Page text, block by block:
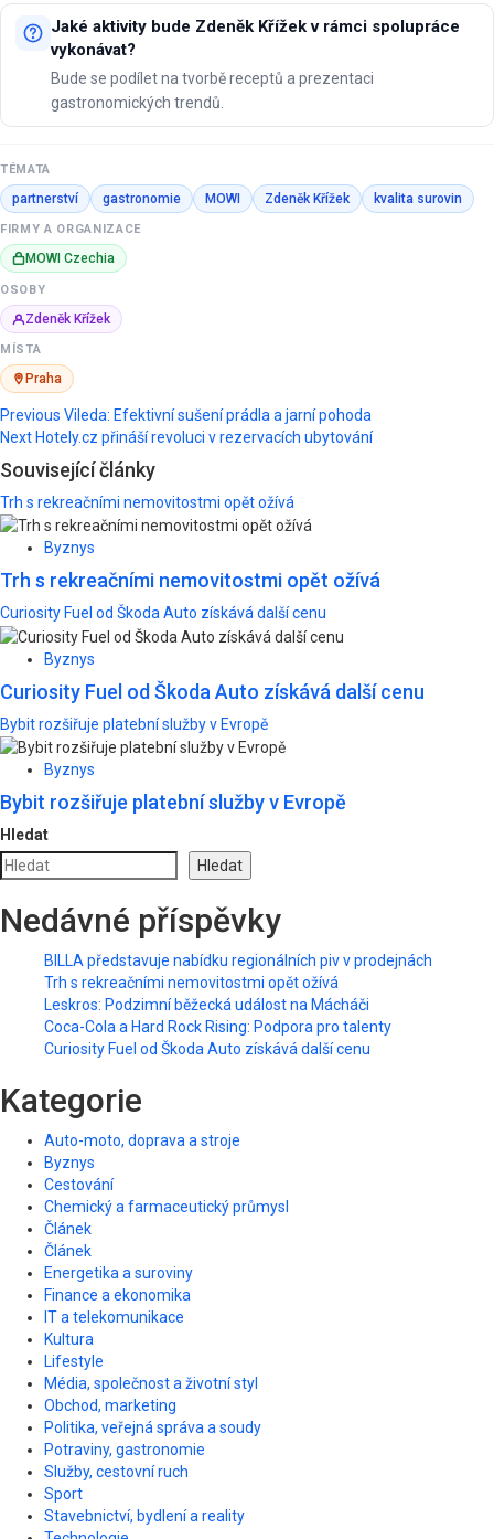
Jaké aktivity bude Zdeněk Křížek v rámci spolupráce
vykonávat?
Bude se podílet na tvorbě receptů a prezentaci
gastronomických trendů.
TÉMATA
partnerství gastronomie MOWI Zdeněk Křížek kvalita surovin
FIRMY A ORGANIZACE
MOWI Czechia
OSOBY
Zdeněk Křížek
MÍSTA
Praha
Post
navigation
Previous Vileda: Efektivní sušení prádla a jarní pohoda
Next Hotely.cz přináší revoluci v rezervacích ubytování
Související články
Trh s rekreačními nemovitostmi opět ožívá
Byznys
Trh s rekreačními nemovitostmi opět ožívá
Curiosity Fuel od Škoda Auto získává další cenu
Byznys
Curiosity Fuel od Škoda Auto získává další cenu
Bybit rozšiřuje platební služby v Evropě
Byznys
Bybit rozšiřuje platební služby v Evropě
Hledat
Hledat
Nedávné příspěvky
BILLA představuje nabídku regionálních piv v prodejnách
Trh s rekreačními nemovitostmi opět ožívá
Leskros: Podzimní běžecká událost na Mácháči
Coca-Cola a Hard Rock Rising: Podpora pro talenty
Curiosity Fuel od Škoda Auto získává další cenu
Kategorie
Auto-moto, doprava a stroje
Byznys
Cestování
Chemický a farmaceutický průmysl
Článek
Článek
Energetika a suroviny
Finance a ekonomika
IT a telekomunikace
Kultura
Lifestyle
Média, společnost a životní styl
Obchod, marketing
Politika, veřejná správa a soudy
Potraviny, gastronomie
Služby, cestovní ruch
Sport
Stavebnictví, bydlení a reality